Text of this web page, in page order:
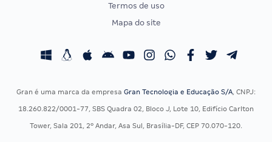
Concursos Fiscais
Concursos Saúde
Calendário OAB
Termos de uso
Mapa do site
Gran é uma marca da empresa Gran Tecnologia e Educação S/A, CNPJ:
18.260.822/0001-77, SBS Quadra 02, Bloco J, Lote 10, Edifício Carlton
Tower, Sala 201, 2º Andar, Asa Sul, Brasília-DF, CEP 70.070-120.